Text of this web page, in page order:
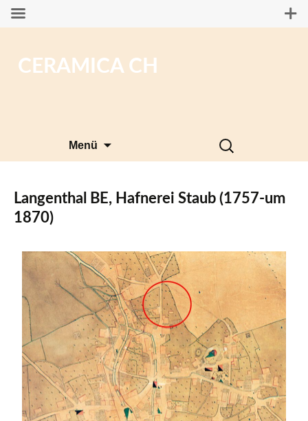
CERAMICA CH
Menü
Suchen
nach:
Langenthal BE, Hafnerei Staub (1757-um
1870)